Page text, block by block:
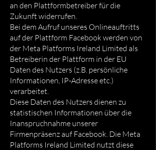
an den Plattformbetreiber für die
Zukunft widerrufen.
Bei dem Aufruf unseres Onlineauftritts
auf der Plattform Facebook werden von
der Meta Platforms Ireland Limited als
Betreiberin der Plattform in der EU
Daten des Nutzers (z.B. persönliche
Informationen, IP-Adresse etc.)
verarbeitet.
Diese Daten des Nutzers dienen zu
statistischen Informationen über die
Inanspruchnahme unserer
Firmenpräsenz auf Facebook. Die Meta
Platforms Ireland Limited nutzt diese